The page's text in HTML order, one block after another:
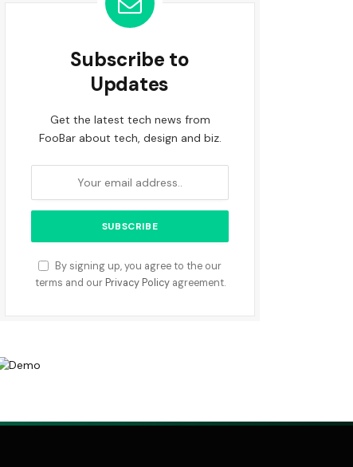
Subscribe to
Updates
Get the latest tech news from
FooBar about tech, design and biz.
By signing up, you agree to the our
terms and our Privacy Policyagreement.